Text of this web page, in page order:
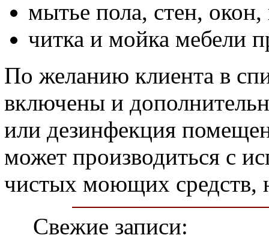
мытье пола, стен,
читка и мойка мебели
По желанию клиента в
включены и
или дезинфекция
может производиться с
чистых моющих
Свежие записи: